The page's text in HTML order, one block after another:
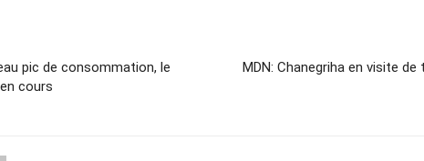
pic de consommation, le
cours
MDN: Chanegriha en visite de